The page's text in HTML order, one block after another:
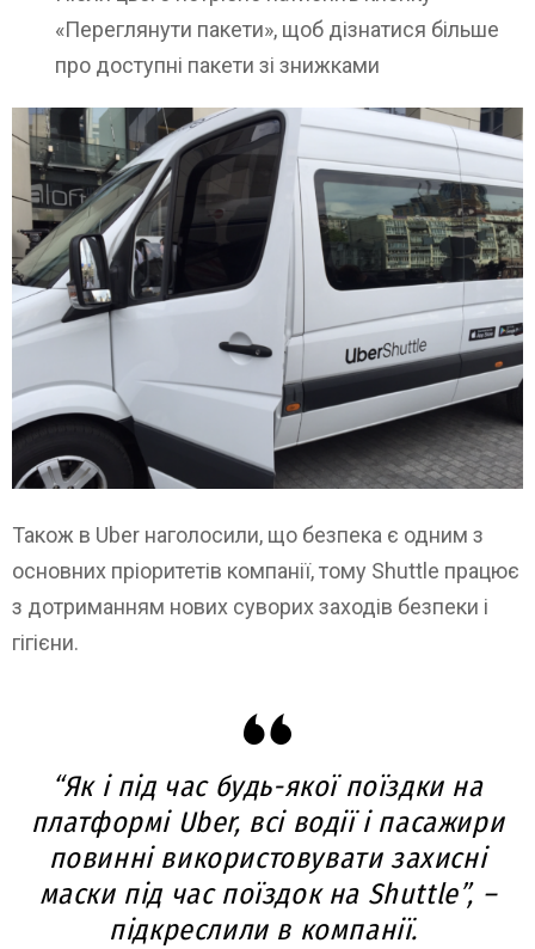
«Переглянути пакети», щоб дізнатися більше
про доступні пакети зі знижками
Також в Uber наголосили, що безпека є одним з
основних пріоритетів компанії, тому Shuttle працює
з дотриманням нових суворих заходів безпеки і
гігієни.
“Як і під час будь-якої поїздки на
платформі Uber, всі водії і пасажири
повинні використовувати захисні
маски під час поїздок на Shuttle”, –
підкреслили в компанії.